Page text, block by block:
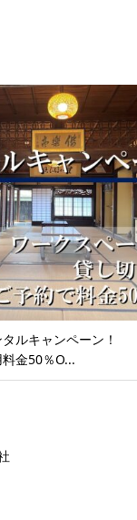
ルキャンペーン！
金50％O...